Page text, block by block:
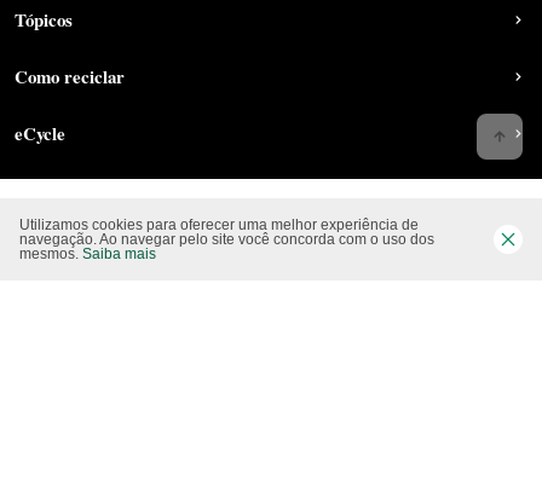
Tópicos
Como reciclar
eCycle
Siga-nos nas rede sociais
Utilizamos cookies para oferecer uma melhor experiência de
navegação. Ao navegar pelo site você concorda com o uso dos
mesmos. Saiba mais